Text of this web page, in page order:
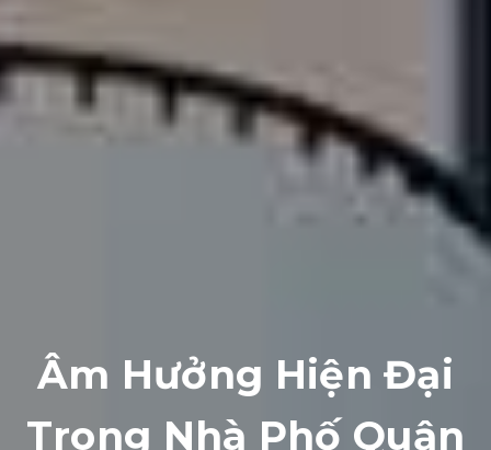
Âm Hưởng Hiện Đại
Trong Nhà Phố Quận